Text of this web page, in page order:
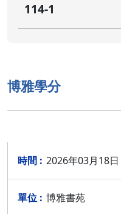
114-1
博雅學分
2026年03月18日
博雅書苑